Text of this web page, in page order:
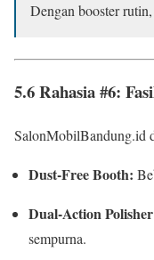
Dengan booster
5.6 Rahasia #6:
SalonMobilBandung.id
Dust-Free Booth:
Dual-Action
sempurna.